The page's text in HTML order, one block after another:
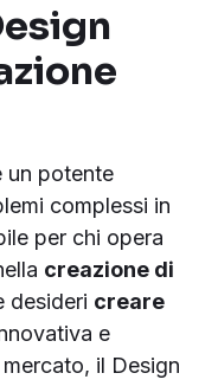
un potente
complessi in
per chi opera
creazione di
desideri creare
e
il Design